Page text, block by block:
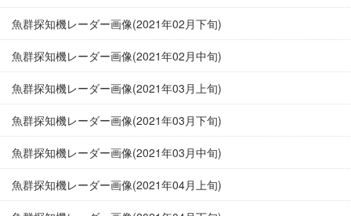
魚群探知機レーダー画像(2021年02月下旬)
魚群探知機レーダー画像(2021年02月中旬)
魚群探知機レーダー画像(2021年03月上旬)
魚群探知機レーダー画像(2021年03月下旬)
魚群探知機レーダー画像(2021年03月中旬)
魚群探知機レーダー画像(2021年04月上旬)